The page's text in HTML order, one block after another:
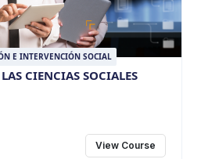
E INTERVENCIÓN SOCIAL
CIENCIAS SOCIALES
View Course